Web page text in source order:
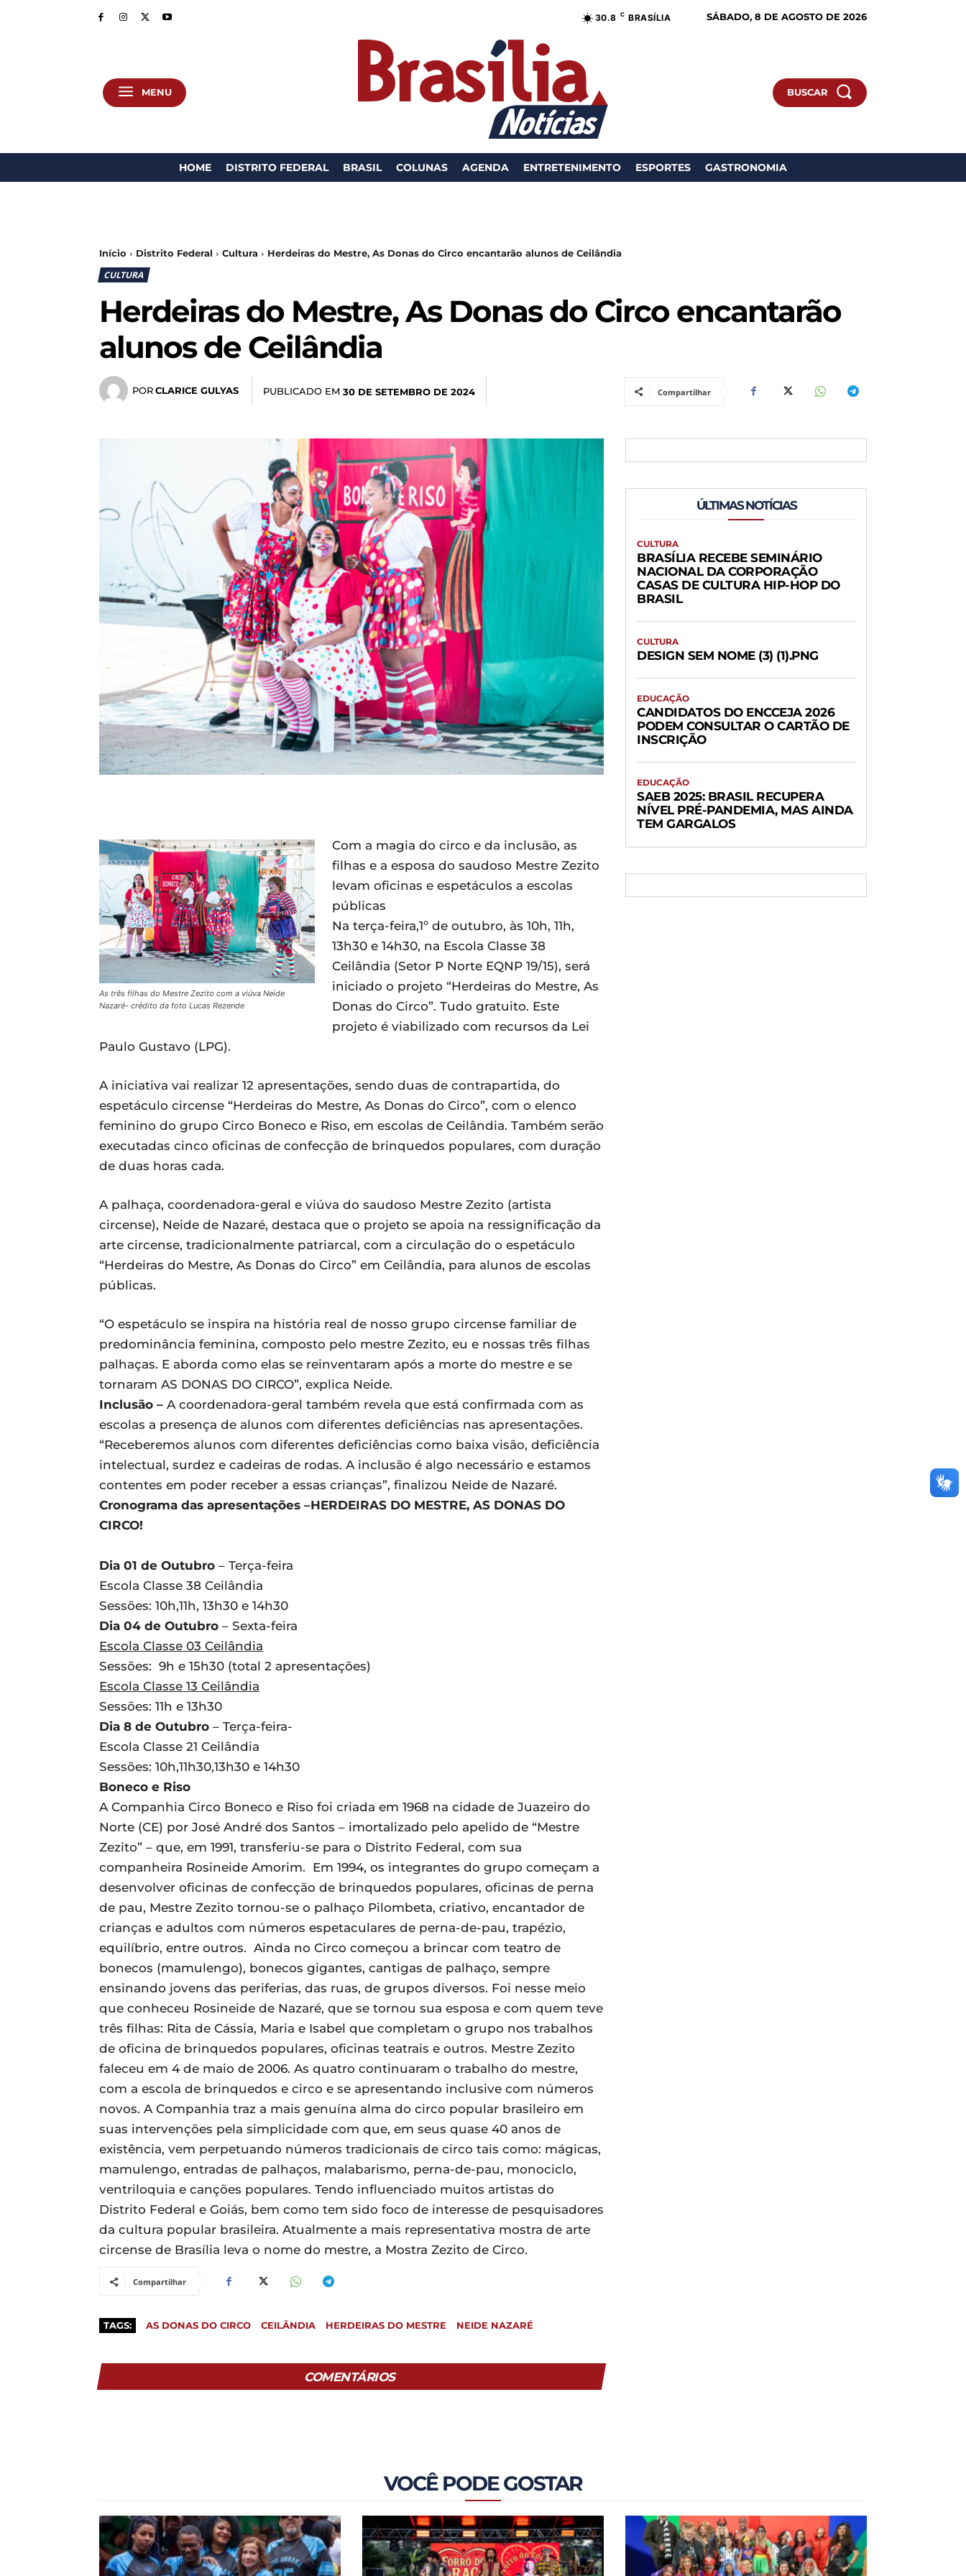
30.8 C BRASÍLIA SÁBADO, 8 DE AGOSTO DE 2026
MENU BUSCAR
HOME DISTRITO FEDERAL BRASIL COLUNAS AGENDA ENTRETENIMENTO ESPORTES GASTRONOMIA
Início Distrito Federal Cultura Herdeiras do Mestre, As Donas do Circo encantarão alunos de Ceilândia
CULTURA
Herdeiras do Mestre, As Donas do Circo encantarão
alunos de Ceilândia
PORCLARICE GULYAS PUBLICADO EM 30 DE SETEMBRO DE 2024 Compartilhar
As três filhas do Mestre Zezito com a viúva Neide
Nazaré- crédito da foto Lucas Rezende
Com a magia do circo e da inclusão, as
filhas e a esposa do saudoso Mestre Zezito
levam oficinas e espetáculos a escolas
públicas
Na terça-feira,1º de outubro, às 10h, 11h,
13h30 e 14h30, na Escola Classe 38
Ceilândia (Setor P Norte EQNP 19/15), será
iniciado o projeto “Herdeiras do Mestre, As
Donas do Circo”. Tudo gratuito. Este
projeto é viabilizado com recursos da Lei
Paulo Gustavo (LPG).
A iniciativa vai realizar 12 apresentações, sendo duas de contrapartida, do
espetáculo circense “Herdeiras do Mestre, As Donas do Circo”, com o elenco
feminino do grupo Circo Boneco e Riso, em escolas de Ceilândia. Também serão
executadas cinco oficinas de confecção de brinquedos populares, com duração
de duas horas cada.
A palhaça, coordenadora-geral e viúva do saudoso Mestre Zezito (artista
circense), Neide de Nazaré, destaca que o projeto se apoia na ressignificação da
arte circense, tradicionalmente patriarcal, com a circulação do o espetáculo
“Herdeiras do Mestre, As Donas do Circo” em Ceilândia, para alunos de escolas
públicas.
“O espetáculo se inspira na história real de nosso grupo circense familiar de
predominância feminina, composto pelo mestre Zezito, eu e nossas três filhas
palhaças. E aborda como elas se reinventaram após a morte do mestre e se
tornaram AS DONAS DO CIRCO”, explica Neide.
Inclusão – A coordenadora-geral também revela que está confirmada com as
escolas a presença de alunos com diferentes deficiências nas apresentações.
“Receberemos alunos com diferentes deficiências como baixa visão, deficiência
intelectual, surdez e cadeiras de rodas. A inclusão é algo necessário e estamos
contentes em poder receber a essas crianças”, finalizou Neide de Nazaré.
Cronograma das apresentações –HERDEIRAS DO MESTRE, AS DONAS DO
CIRCO!
Dia 01 de Outubro – Terça-feira
Escola Classe 38 Ceilândia
Sessões: 10h,11h, 13h30 e 14h30
Dia 04 de Outubro – Sexta-feira
Escola Classe 03 Ceilândia
Sessões: 9h e 15h30 (total 2 apresentações)
Escola Classe 13 Ceilândia
Sessões: 11h e 13h30
Dia 8 de Outubro – Terça-feira-
Escola Classe 21 Ceilândia
Sessões: 10h,11h30,13h30 e 14h30
Boneco e Riso
A Companhia Circo Boneco e Riso foi criada em 1968 na cidade de Juazeiro do
Norte (CE) por José André dos Santos – imortalizado pelo apelido de “Mestre
Zezito” – que, em 1991, transferiu-se para o Distrito Federal, com sua
companheira Rosineide Amorim. Em 1994, os integrantes do grupo começam a
desenvolver oficinas de confecção de brinquedos populares, oficinas de perna
de pau, Mestre Zezito tornou-se o palhaço Pilombeta, criativo, encantador de
crianças e adultos com números espetaculares de perna-de-pau, trapézio,
equilíbrio, entre outros. Ainda no Circo começou a brincar com teatro de
bonecos (mamulengo), bonecos gigantes, cantigas de palhaço, sempre
ensinando jovens das periferias, das ruas, de grupos diversos. Foi nesse meio
que conheceu Rosineide de Nazaré, que se tornou sua esposa e com quem teve
três filhas: Rita de Cássia, Maria e Isabel que completam o grupo nos trabalhos
de oficina de brinquedos populares, oficinas teatrais e outros. Mestre Zezito
faleceu em 4 de maio de 2006. As quatro continuaram o trabalho do mestre,
com a escola de brinquedos e circo e se apresentando inclusive com números
novos. A Companhia traz a mais genuína alma do circo popular brasileiro em
suas intervenções pela simplicidade com que, em seus quase 40 anos de
existência, vem perpetuando números tradicionais de circo tais como: mágicas,
mamulengo, entradas de palhaços, malabarismo, perna-de-pau, monociclo,
ventriloquia e canções populares. Tendo influenciado muitos artistas do
Distrito Federal e Goiás, bem como tem sido foco de interesse de pesquisadores
da cultura popular brasileira. Atualmente a mais representativa mostra de arte
circense de Brasília leva o nome do mestre, a Mostra Zezito de Circo.
Compartilhar
TAGS: AS DONAS DO CIRCO CEILÂNDIA HERDEIRAS DO MESTRE NEIDE NAZARÉ
COMENTÁRIOS
ÚLTIMAS NOTÍCIAS
CULTURA
BRASÍLIA RECEBE SEMINÁRIO
NACIONAL DA CORPORAÇÃO
CASAS DE CULTURA HIP-HOP DO
BRASIL
CULTURA
DESIGN SEM NOME (3) (1).PNG
EDUCAÇÃO
CANDIDATOS DO ENCCEJA 2026
PODEM CONSULTAR O CARTÃO DE
INSCRIÇÃO
EDUCAÇÃO
SAEB 2025: BRASIL RECUPERA
NÍVEL PRÉ-PANDEMIA, MAS AINDA
TEM GARGALOS
VOCÊ PODE GOSTAR